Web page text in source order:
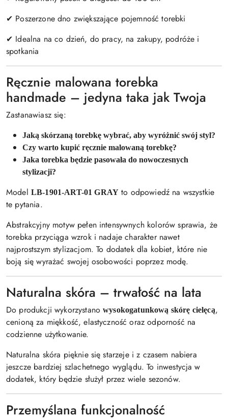
✔ Poszerzone dno zwiększające pojemność torebki
✔ Idealna na co dzień, do pracy, na zakupy, podróże i
spotkania
Ręcznie malowana torebka
handmade – jedyna taka jak Twoja
Zastanawiasz się:
Jaką skórzaną torebkę wybrać, aby wyróżnić swój styl?
Czy warto kupić ręcznie malowaną torebkę?
Jaka torebka będzie pasowała do nowoczesnych
stylizacji?
Model LB-1901-ART-01 GRAY to odpowiedź na wszystkie
te pytania.
Abstrakcyjny motyw pełen intensywnych kolorów sprawia, że
torebka przyciąga wzrok i nadaje charakter nawet
najprostszym stylizacjom. To dodatek dla kobiet, które nie
boją się wyrażać swojej osobowości poprzez modę.
Naturalna skóra – trwałość na lata
Do produkcji wykorzystanowysokogatunkową skórę cielęcą,
cenioną za miękkość, elastyczność oraz odporność na
codzienne użytkowanie.
Naturalna skóra pięknie się starzeje i z czasem nabiera
jeszcze bardziej szlachetnego wyglądu. To inwestycja w
dodatek, który będzie służył przez wiele sezonów.
Przemyślana funkcjonalność